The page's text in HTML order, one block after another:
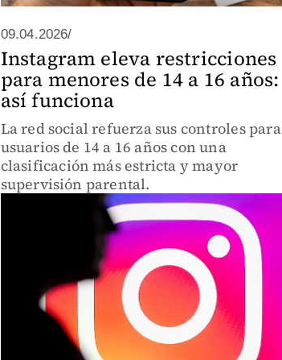
09.04.2026/
Instagram eleva restricciones
para menores de 14 a 16 años:
así funciona
La red social refuerza sus controles para
usuarios de 14 a 16 años con una
clasificación más estricta y mayor
supervisión parental.